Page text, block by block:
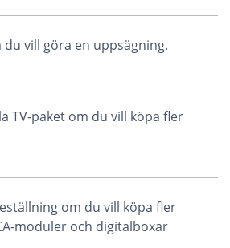
du vill göra en uppsägning.
TV-paket om du vill köpa fler
om du vill köpa fler
moduler och digitalboxar